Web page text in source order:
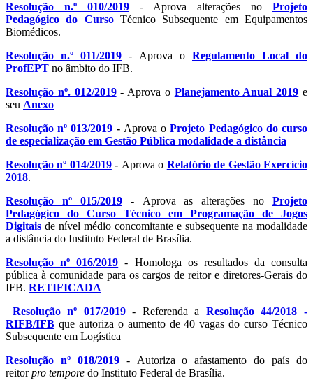
Resolução n.º 010/2019
- Aprova alterações noProjeto
Pedagógico do CursoTécnico Subsequente em Equipamentos
Biomédicos.
Resolução n.º 011/2019 - Aprova o Regulamento Local do
ProfEPT no âmbito do IFB.
Resolução nº. 012/2019- Aprova o Planejamento Anual 2019 e
seu Anexo
Resolução nº 013/2019 - Aprova o Projeto Pedagógico do curso
de especialização em Gestão Pública modalidade a distância
Resolução nº 014/2019- Aprova o Relatório de Gestão Exercício
2018.
Resolução nº 015/2019- Aprova as alterações no Projeto
Pedagógico do Curso Técnico em Programação de Jogos
Digitais de nível médio concomitante e subsequente na modalidade
a distância do Instituto Federal de Brasília.
Resolução nº 016/2019 - Homologa os resultados da consulta
pública à comunidade para os cargos de reitor e diretores-Gerais do
IFB. RETIFICADA
Resolução nº 017/2019- Referenda a Resolução 44/2018 -
RIFB/IFB que autoriza o aumento de 40 vagas do curso Técnico
Subsequente em Logística
Resolução nº 018/2019
- Autoriza o afastamento do país do
reitorpro tempore do Instituto Federal de Brasília.